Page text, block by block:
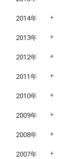
2014年
2013年
2012年
2011年
2010年
2009年
2008年
2007年